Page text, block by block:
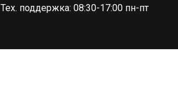
Тех. поддержка: 08:30-17:00 пн-пт